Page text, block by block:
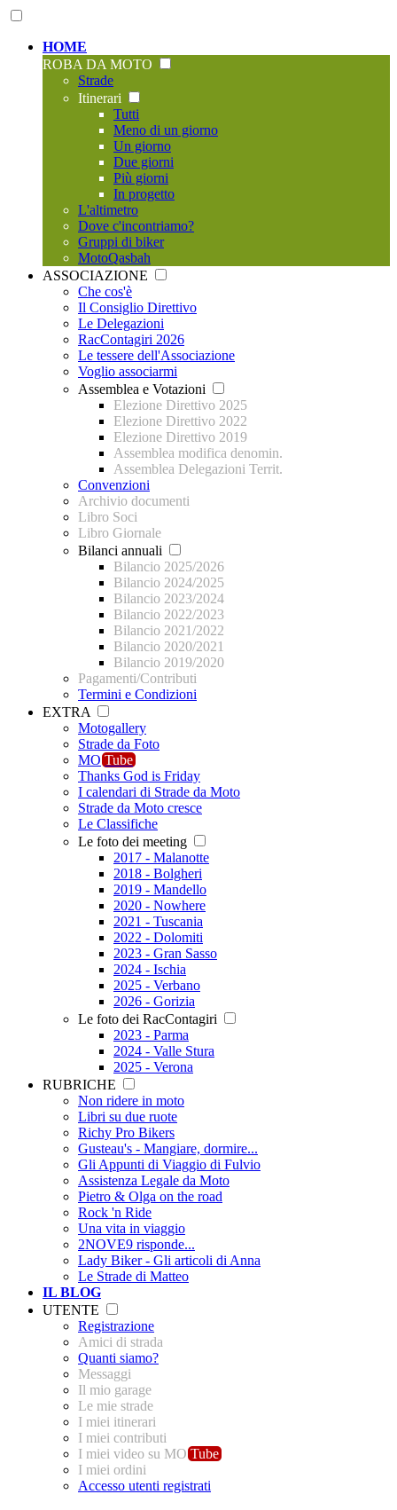
HOME
ROBA DA MOTO
Strade
Itinerari
Tutti
Meno di un giorno
Un giorno
Due giorni
Più giorni
In progetto
L'altimetro
Dove c'incontriamo?
Gruppi di biker
MotoQasbah
ASSOCIAZIONE
Che cos'è
Il Consiglio Direttivo
Le Delegazioni
RacContagiri 2026
Le tessere dell'Associazione
Voglio associarmi
Assemblea e Votazioni
Elezione Direttivo 2025
Elezione Direttivo 2022
Elezione Direttivo 2019
Assemblea modifica denomin.
Assemblea Delegazioni Territ.
Convenzioni
Archivio documenti
Libro Soci
Libro Giornale
Bilanci annuali
Bilancio 2025/2026
Bilancio 2024/2025
Bilancio 2023/2024
Bilancio 2022/2023
Bilancio 2021/2022
Bilancio 2020/2021
Bilancio 2019/2020
Pagamenti/Contributi
Termini e Condizioni
EXTRA
Motogallery
Strade da Foto
MO Tube
Thanks God is Friday
I calendari di Strade da Moto
Strade da Moto cresce
Le Classifiche
Le foto dei meeting
2017 - Malanotte
2018 - Bolgheri
2019 - Mandello
2020 - Nowhere
2021 - Tuscania
2022 - Dolomiti
2023 - Gran Sasso
2024 - Ischia
2025 - Verbano
2026 - Gorizia
Le foto dei RacContagiri
2023 - Parma
2024 - Valle Stura
2025 - Verona
RUBRICHE
Non ridere in moto
Libri su due ruote
Richy Pro Bikers
Gusteau's - Mangiare, dormire...
Gli Appunti di Viaggio di Fulvio
Assistenza Legale da Moto
Pietro & Olga on the road
Rock 'n Ride
Una vita in viaggio
2NOVE9 risponde...
Lady Biker - Gli articoli di Anna
Le Strade di Matteo
IL BLOG
UTENTE
Registrazione
Amici di strada
Quanti siamo?
Messaggi
Il mio garage
Le mie strade
I miei itinerari
I miei contributi
I miei video su MO Tube
I miei ordini
Accesso utenti registrati